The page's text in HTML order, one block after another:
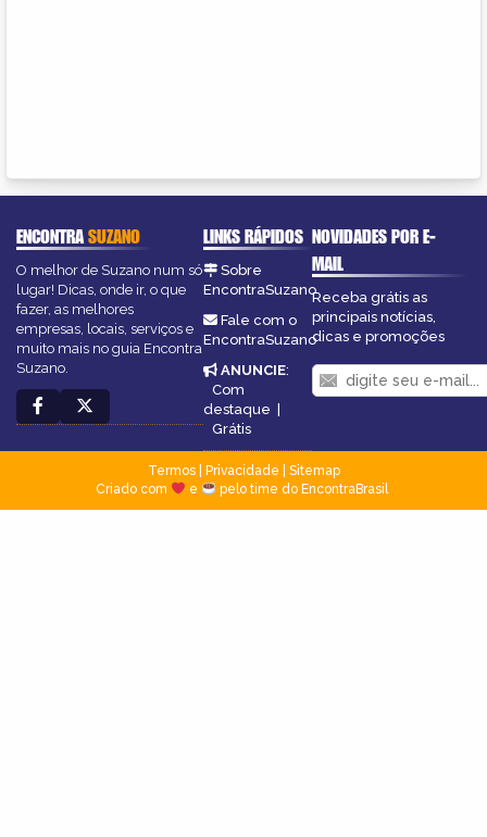
ENCONTRASUZANO
O melhor de Suzano num só
lugar! Dicas, onde ir, o que
fazer, as melhores
empresas, locais, serviços e
muito mais no guia Encontra
Suzano.
LINKS RÁPIDOS
Sobre
EncontraSuzano
Fale com o
EncontraSuzano
ANUNCIE:
Com
destaque
Grátis
NOVIDADES POR E-
MAIL
Receba grátis as
principais notícias,
dicas e promoções
Termos| Privacidade
Sitemap
Criado com
e pelo time do EncontraBrasil